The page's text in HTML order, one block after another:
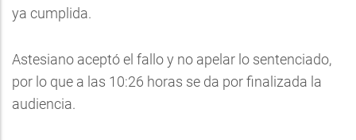
ya cumplida.
Astesiano aceptó el fallo y no apelar lo sentenciado,
por lo que a las 10:26 horas se da por finalizada la
audiencia.